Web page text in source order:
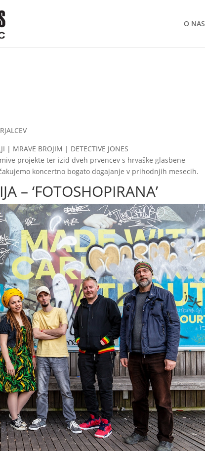
O NAS
| MRAVE BROJIM | DETECTIVE JONES
projekte ter izid dveh prvencev s hrvaške glasbene
koncertno bogato dogajanje v prihodnjih mesecih.
– ‘FOTOSHOPIRANA’